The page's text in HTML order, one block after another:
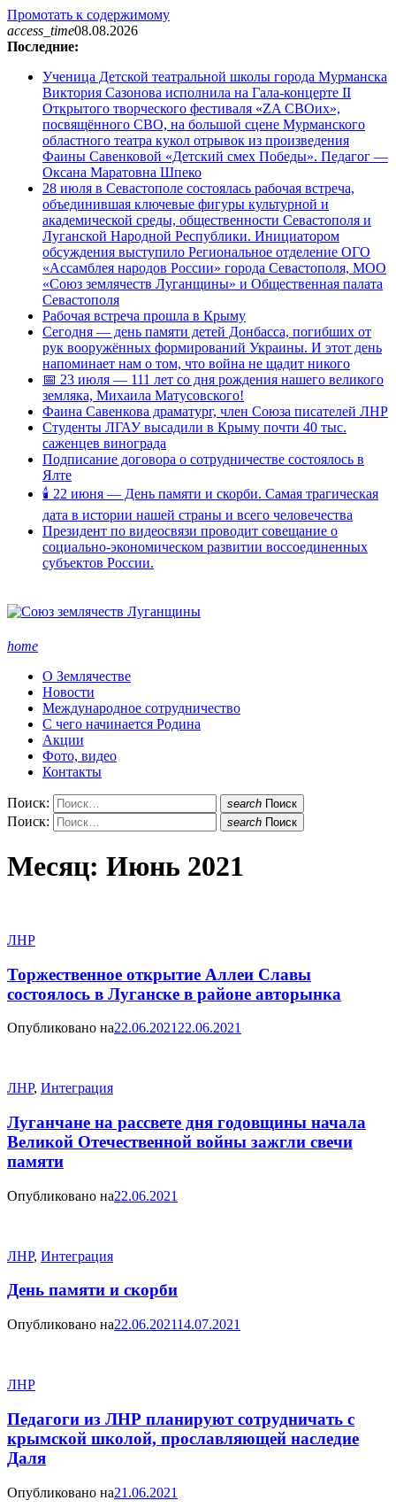
Промотать к содержимому
access_time08.08.2026
Последние:
Ученица Детской театральной школы города Мурманска
Виктория Сазонова исполнила на Гала-концерте II
Открытого творческого фестиваля «ZA СВОих»,
посвящённого СВО, на большой сцене Мурманского
областного театра кукол отрывок из произведения
Фаины Савенковой «Детский смех Победы». Педагог —
Оксана Маратовна Шпеко
28 июля в Севастополе состоялась рабочая встреча,
объединившая ключевые фигуры культурной и
академической среды, общественности Севастополя и
Луганской Народной Республики. Инициатором
обсуждения выступило Региональное отделение ОГО
«Ассамблея народов России» города Севастополя, МОО
«Союз землячеств Луганщины» и Общественная палата
Севастополя
Рабочая встреча прошла в Крыму
Сегодня — день памяти детей Донбасса, погибших от
рук вооружённых формирований Украины. И этот день
напоминает нам о том, что война не щадит никого
📅 23 июля — 111 лет со дня рождения нашего великого
земляка, Михаила Матусовского!
Фаина Савенкова драматург, член Союза писателей ЛНР
Студенты ЛГАУ высадили в Крыму почти 40 тыс.
саженцев винограда
Подписание договора о сотрудничестве состоялось в
Ялте
🕯 22 июня — День памяти и скорби. Самая трагическая
дата в истории нашей страны и всего человечества
Президент по видеосвязи проводит совещание о
социально-экономическом развитии воссоединенных
субъектов России.
home
О Землячестве
Новости
Международное сотрудничество
С чего начинается Родина
Акции
Фото, видео
Контакты
Поиск: search Поиск
Поиск: search Поиск
Месяц: Июнь 2021
ЛНР
Торжественное открытие Аллеи Славы
состоялось в Луганске в районе авторынка
Опубликовано на22.06.2021 22.06.2021
ЛНР, Интеграция
Луганчане на рассвете дня годовщины начала
Великой Отечественной войны зажгли свечи
памяти
Опубликовано на22.06.2021
ЛНР, Интеграция
День памяти и скорби
Опубликовано на22.06.202114.07.2021
ЛНР
Педагоги из ЛНР планируют сотрудничать с
крымской школой, прославляющей наследие
Даля
Опубликовано на21.06.2021